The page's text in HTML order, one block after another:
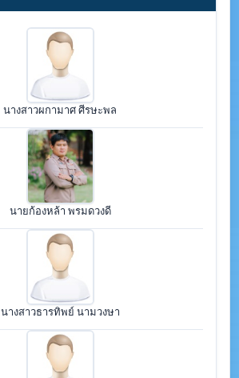
นางสาวผกามาศ ศีรษะพล
นายก้องหล้า พรมดวงดี
นางสาวธารทิพย์ นามวงษา